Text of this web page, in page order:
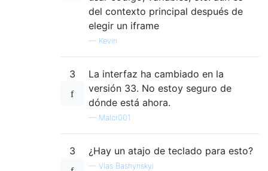
del contexto principal después de
elegir un iframe
— Kevin
3
La interfaz ha cambiado en la
versión 33. No estoy seguro de
dónde está ahora.
— Malcr001
3 ¿Hay un atajo de teclado para esto?
— Vlas Bashynskyi